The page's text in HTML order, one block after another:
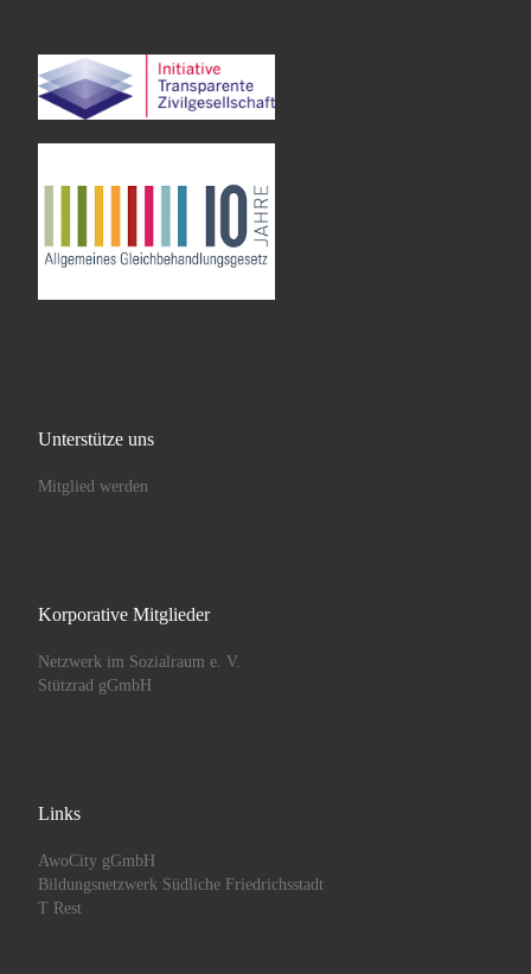
Unterstütze uns
Mitglied werden
Korporative Mitglieder
Netzwerk im Sozialraum e. V.
Stützrad gGmbH
Links
AwoCity gGmbH
Bildungsnetzwerk Südliche Friedrichsstadt
T Rest